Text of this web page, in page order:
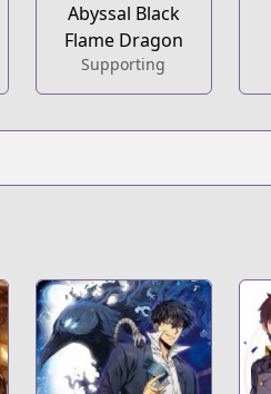
Abyssal Black
Flame Dragon
Supporting